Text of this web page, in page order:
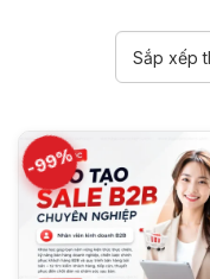
-99%